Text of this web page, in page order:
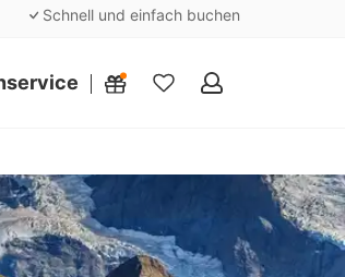
Schnell und einfach buchen
Meine